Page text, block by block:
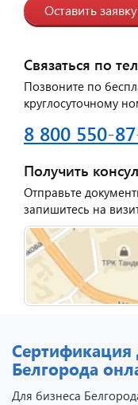
Оставить заявку
Связаться по
Позвоните по
круглосуточному
8 800 550-
Получить
Отправьте
запишитесь на
Белгорода
Для бизнеса